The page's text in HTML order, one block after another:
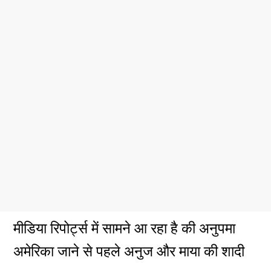
मीडिया रिपोर्ट्स में सामने आ रहा है की अनुपमा
अमेरिका जाने से पहले अनुज और माया की शादी